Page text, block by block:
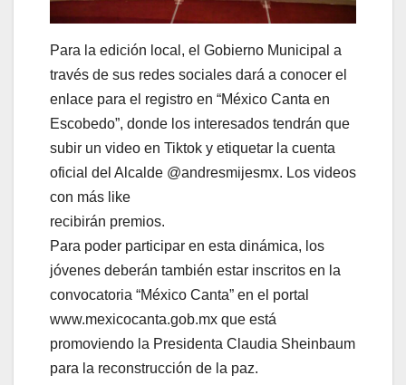
Para la edición local, el Gobierno Municipal a
través de sus redes sociales dará a conocer el
enlace para el registro en “México Canta en
Escobedo”, donde los interesados tendrán que
subir un video en Tiktok y etiquetar la cuenta
oficial del Alcalde @andresmijesmx. Los videos
con más like
recibirán premios.
Para poder participar en esta dinámica, los
jóvenes deberán también estar inscritos en la
convocatoria “México Canta” en el portal
www.mexicocanta.gob.mx que está
promoviendo la Presidenta Claudia Sheinbaum
para la reconstrucción de la paz.